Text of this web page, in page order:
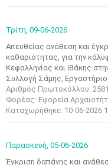
Τρίτη, 09-06-2026
Απευθείας ανάθεση και
καθαριότητας, για την
Κεφαλληνίας και Ιθάκης
Συλλογή Σάμης,
Αριθμός Πρωτοκόλλου:
Φορέας: Εφορεία
Καταχωρήθηκε: 10-06-2026
Παρασκευή, 05-06-2026
Έγκριση δαπάνης και